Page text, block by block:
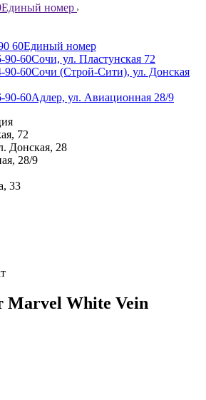
Единый номер
60Единый номер
90-60Сочи, ул. Пластунская 72
90-60Сочи (Строй-Сити), ул. Донская
90-60Адлер, ул. Авиационная 28/9
72
Донская, 28
28/9
33
Marvel White Vein